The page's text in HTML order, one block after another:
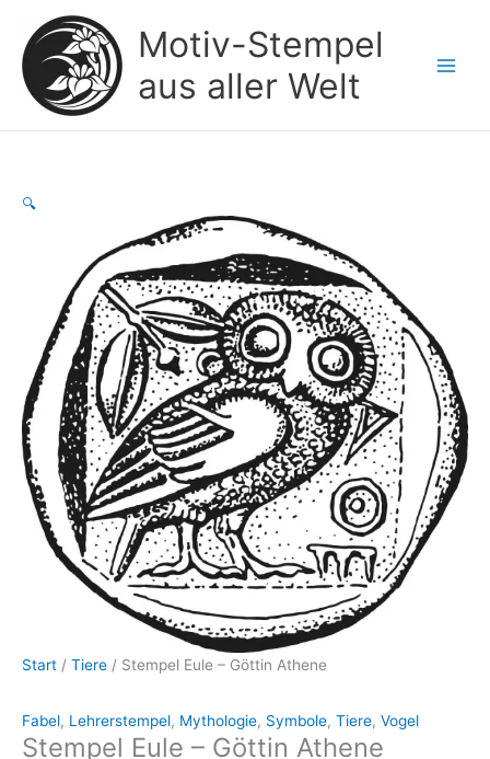
Inhalt
springen
Motiv-Stempel
aus aller Welt
🔍
Start / Tiere / Stempel Eule – Göttin Athene
Fabel, Lehrerstempel, Mythologie, Symbole, Tiere, Vogel
Stempel Eule – Göttin Athene